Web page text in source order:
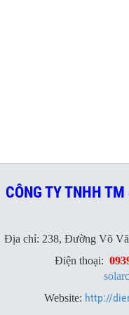
CÔNG TY TNHH
Địa chỉ: 238, Đường Võ
Điện thoại:
Website: http://